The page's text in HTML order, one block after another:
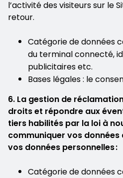
l’activité des visiteurs sur le
retour.
Catégorie de données
du terminal connecté,
publicitaires etc.
Bases légales : le
6. La gestion de
droits et répondre aux
tiers habilités par la loi à
communiquer vos
vos données personnelles :
Catégorie de données